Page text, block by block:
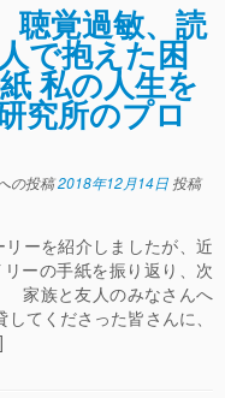
聴覚過敏、読
で抱えた困
私の人生を
究所のプロ
の投稿2018年12月14日 投稿
ーを紹介しましたが、近
ーの手紙を振り返り、次
家族と友人のみなさんへ
てくださった皆さんに、